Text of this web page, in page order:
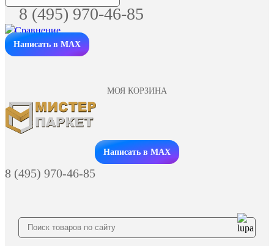
8 (495) 970-46-85
Написать в MAX
МОЯ КОРЗИНА
Заказать звонок
Написать в MAX
8 (495) 970-46-85